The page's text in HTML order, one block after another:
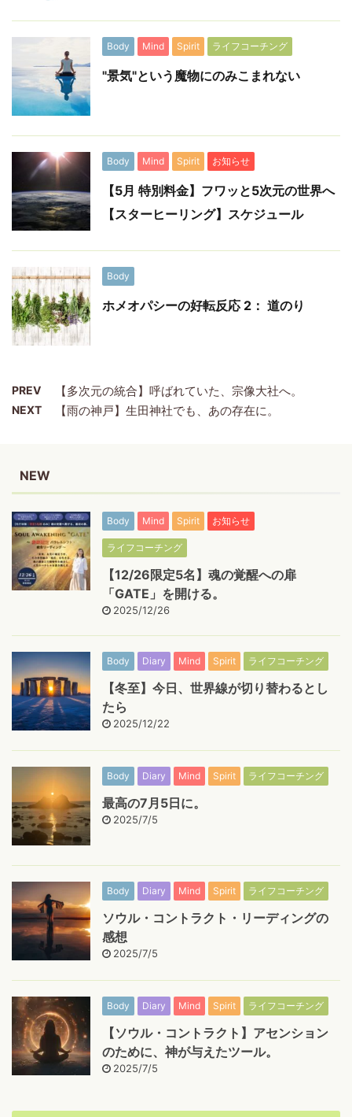
Body Mind Spirit ライフコーチング
"景気"という魔物にのみこまれない
Body Mind Spirit お知らせ
【5月 特別料金】フワッと5次元の世界へ
【スターヒーリング】スケジュール
Body
ホメオパシーの好転反応 2： 道のり
PREV 【多次元の統合】呼ばれていた、宗像大社へ。
NEXT 【雨の神戸】生田神社でも、あの存在に。
NEW
Body Mind Spirit お知らせ
ライフコーチング
【12/26限定5名】魂の覚醒への扉
「GATE」を開ける。
2025/12/26
Body Diary Mind Spirit ライフコーチング
【冬至】今日、世界線が切り替わるとし
たら
2025/12/22
Body Diary Mind Spirit ライフコーチング
最高の7月5日に。
2025/7/5
Body Diary Mind Spirit ライフコーチング
ソウル・コントラクト・リーディングの
感想
2025/7/5
Body Diary Mind Spirit ライフコーチング
【ソウル・コントラクト】アセンション
のために、神が与えたツール。
2025/7/5